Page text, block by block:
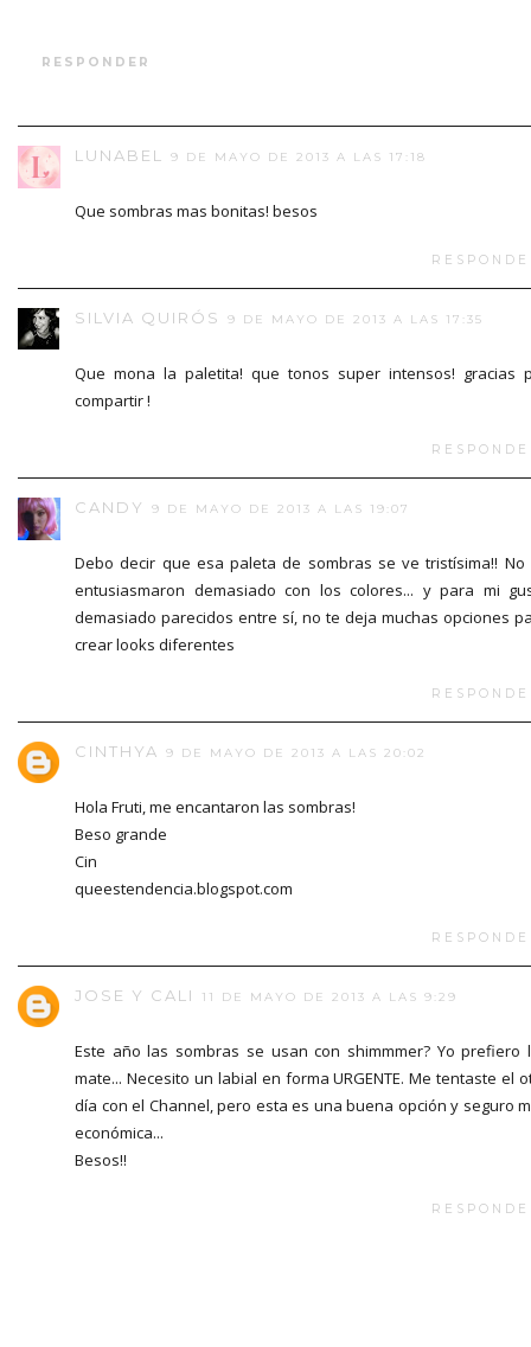
RESPONDER
LUNABEL 9 DE MAYO DE 2013 A LAS 17:18
Que sombras mas bonitas! besos
SILVIA QUIRÓS 9 DE MAYO DE 2013 A LAS 17:35
Que mona la paletita! que tonos super intensos! gracias
compartir !
CANDY 9 DE MAYO DE 2013 A LAS 19:07
Debo decir que esa paleta de sombras se ve tristísima!! No
entusiasmaron demasiado con los colores... y para mi
demasiado parecidos entre sí, no te deja muchas opciones
crear looks diferentes
CINTHYA 9 DE MAYO DE 2013 A LAS 20:02
Hola Fruti, me encantaron las sombras!
Beso grande
Cin
queestendencia.blogspot.com
JOSE Y CALI 11 DE MAYO DE 2013 A LAS 9:29
Este año las sombras se usan con shimmmer? Yo prefiero
mate... Necesito un labial en forma URGENTE. Me tentaste el
día con el Channel, pero esta es una buena opción y seguro
económica...
Besos!!